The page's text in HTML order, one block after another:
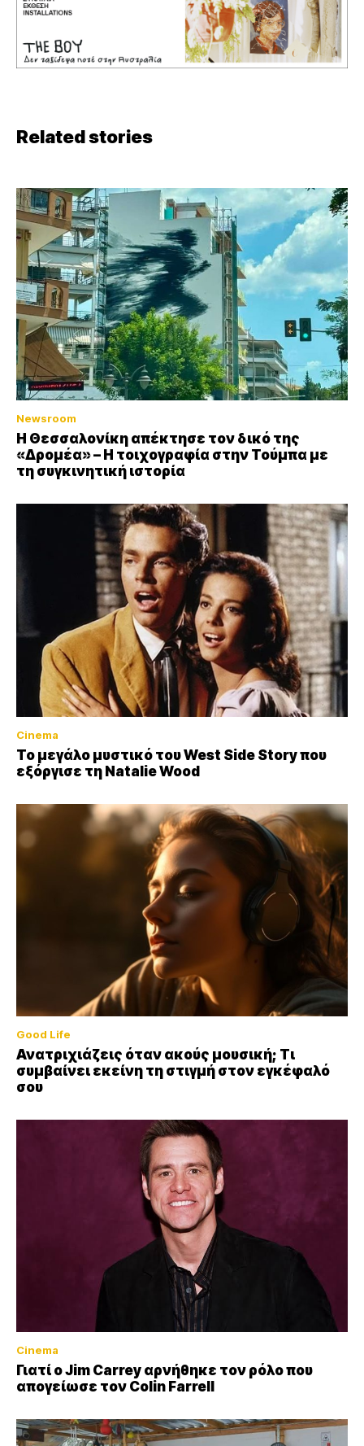
Related stories
Newsroom
Η Θεσσαλονίκη απέκτησε τον δικό της
«Δρομέα» – Η τοιχογραφία στην Τούμπα με
τη συγκινητική ιστορία
Cinema
Το μεγάλο μυστικό του West Side Story που
εξόργισε τη Natalie Wood
Good Life
Ανατριχιάζεις όταν ακούς μουσική; Τι
συμβαίνει εκείνη τη στιγμή στον εγκέφαλό
σου
Cinema
Γιατί ο Jim Carrey αρνήθηκε τον ρόλο που
απογείωσε τον Colin Farrell